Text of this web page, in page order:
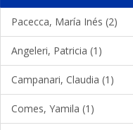
Pacecca, María Inés (2)
Angeleri, Patricia (1)
Campanari, Claudia (1)
Comes, Yamila (1)